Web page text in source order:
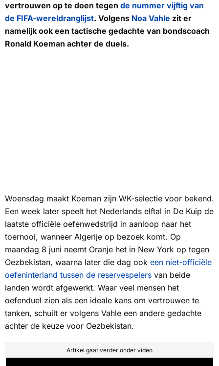
vertrouwen op te doen tegen de nummer vijftig van
de FIFA-wereldranglijst. Volgens Noa Vahle zit er
namelijk ook een tactische gedachte van bondscoach
Ronald Koeman achter de duels.
Woensdag maakt Koeman zijn WK-selectie voor bekend.
Een week later speelt het Nederlands elftal in De Kuip de
laatste officiële oefenwedstrijd in aanloop naar het
toernooi, wanneer Algerije op bezoek komt. Op
maandag 8 juni neemt Oranje het in New York op tegen
Oezbekistan, waarna later die dag ook een niet-officiële
oefeninterland tussen de reservespelers van beide
landen wordt afgewerkt. Waar veel mensen het
oefenduel zien als een ideale kans om vertrouwen te
tanken, schuilt er volgens Vahle een andere gedachte
achter de keuze voor Oezbekistan.
Artikel gaat verder onder video